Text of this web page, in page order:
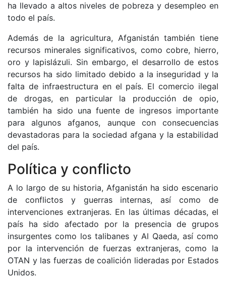
ha llevado a altos niveles de pobreza y desempleo en
todo el país.
Además de la agricultura, Afganistán también tiene
recursos minerales significativos, como cobre, hierro,
oro y lapislázuli. Sin embargo, el desarrollo de estos
recursos ha sido limitado debido a la inseguridad y la
falta de infraestructura en el país. El comercio ilegal
de drogas, en particular la producción de opio,
también ha sido una fuente de ingresos importante
para algunos afganos, aunque con consecuencias
devastadoras para la sociedad afgana y la estabilidad
del país.
Política y conflicto
A lo largo de su historia, Afganistán ha sido escenario
de conflictos y guerras internas, así como de
intervenciones extranjeras. En las últimas décadas, el
país ha sido afectado por la presencia de grupos
insurgentes como los talibanes y Al Qaeda, así como
por la intervención de fuerzas extranjeras, como la
OTAN y las fuerzas de coalición lideradas por Estados
Unidos.